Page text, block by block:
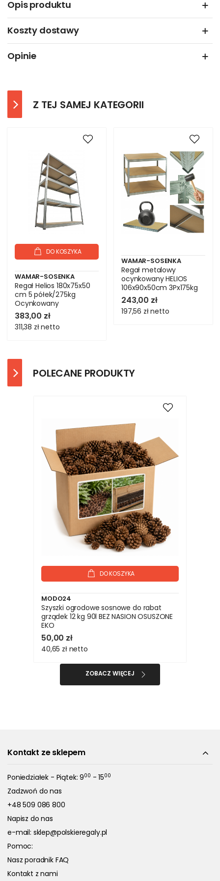
Opis produktu
Koszty dostawy
Opinie
Z TEJ SAMEJ KATEGORII
DO KOSZYKA
WAMAR-SOSENKA
Regał Helios 180x75x50
cm 5 półek/275kg
Ocynkowany
383,00 zł
311,38 złnetto
WAMAR-SOSENKA
Regał metalowy
ocynkowany HELIOS
106x90x50cm 3Px175kg
243,00 zł
197,56 złnetto
POLECANE PRODUKTY
DO KOSZYKA
MODO24
Szyszki ogrodowe sosnowe do rabat
grządek 12 kg 90l BEZ NASION OSUSZONE
EKO
50,00 zł
40,65 zł netto
ZOBACZ WIĘCEJ
Kontakt ze sklepem
Poniedziałek - Piątek: 900 - 1500
Zadzwoń do nas
+48 509 086 800
Napisz do nas
e-mail: sklep@polskieregaly.pl
Pomoc:
Nasz poradnik FAQ
Kontakt z nami